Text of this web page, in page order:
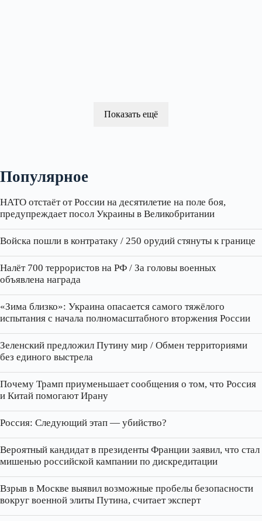
Показать ещё
Популярное
НАТО отстаёт от России на десятилетие на поле боя,
предупреждает посол Украины в Великобритании
Войска пошли в контратаку / 250 орудий стянуты к границе
Налёт 700 террористов на РФ / За головы военных
объявлена награда
«Зима близко»: Украина опасается самого тяжёлого
испытания с начала полномасштабного вторжения России
Зеленский предложил Путину мир / Обмен территориями
без единого выстрела
Почему Трамп приуменьшает сообщения о том, что Россия
и Китай помогают Ирану
Россия: Следующий этап — убийство?
Вероятный кандидат в президенты Франции заявил, что стал
мишенью российской кампании по дискредитации
Взрыв в Москве выявил возможные пробелы безопасности
вокруг военной элиты Путина, считает эксперт